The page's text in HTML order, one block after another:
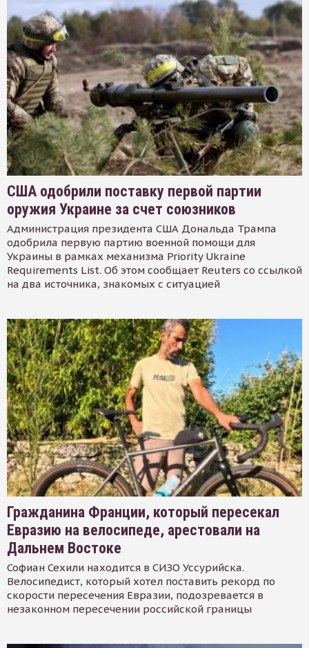
США одобрили поставку первой партии
оружия Украине за счет союзников
Администрация президента США Дональда Трампа
одобрила первую партию военной помощи для
Украины в рамках механизма Priority Ukraine
Requirements List. Об этом сообщает Reuters со ссылкой
на два источника, знакомых с ситуацией
Гражданина Франции, который пересекал
Евразию на велосипеде, арестовали на
Дальнем Востоке
Софиан Сехили находится в СИЗО Уссурийска.
Велосипедист, который хотел поставить рекорд по
скорости пересечения Евразии, подозревается в
незаконном пересечении российской границы